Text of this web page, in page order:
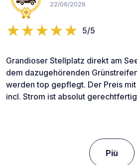
22/06/2026
5/5
Grandioser Stellplatz direkt am
dem dazugehörenden
werden top gepflegt. Der Preis
incl. Strom ist absolut
Più